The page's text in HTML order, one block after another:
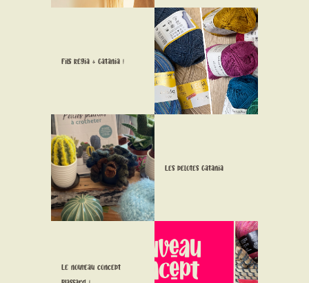
Fils Régia & Catania !
Les pelotes Catania
Le nouveau concept